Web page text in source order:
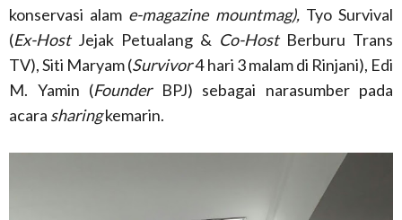
konservasi alam e-magazine mountmag), Tyo Survival
(Ex-HostJejak Petualang & Co-Host Berburu Trans
TV), Siti Maryam (Survivor4 hari 3 malam di Rinjani), Edi
M. Yamin (Founder BPJ) sebagai narasumber pada
acara sharingkemarin.